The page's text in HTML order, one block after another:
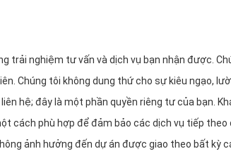
trải nghiệm tư vấn và dịch vụ bạn nhận được.
Chúng tôi không dung thứ cho sự kiêu ngạo,
hệ; đây là một phần quyền riêng tư của bạn.
cách phù hợp để đảm bảo các dịch vụ tiếp
ảnh hưởng đến dự án được giao theo bất kỳ